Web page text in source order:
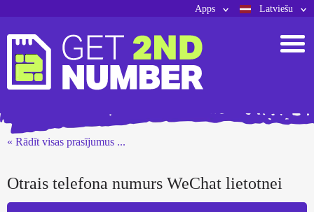
Latviešu
Apps
« Rādīt visas prasījumus ...
Otrais telefona numurs WeChat lietotnei